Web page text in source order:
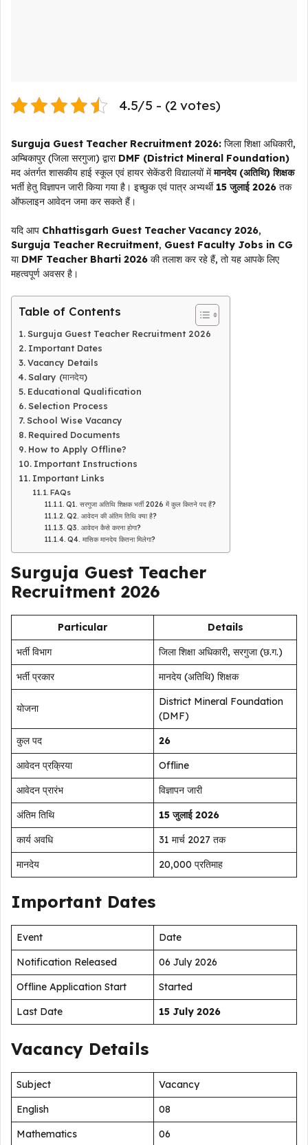
4.5/5 - (2 votes)
Surguja Guest Teacher Recruitment 2026: जिला शिक्षा अधिकारी,
अम्बिकापुर (जिला सरगुजा) द्वारा DMF (District Mineral Foundation)
मद अंतर्गत शासकीय हाई स्कूल एवं हायर सेकेंडरी विद्यालयों मेंमानदेय (अतिथि) शिक्षक
भर्ती हेतु विज्ञापन जारी किया गया है। इच्छुक एवं पात्र अभ्यर्थी 15 जुलाई 2026 तक
ऑफलाइन आवेदन जमा कर सकते हैं।
यदि आप Chhattisgarh Guest Teacher Vacancy 2026,
Surguja Teacher Recruitment, Guest Faculty Jobs in CG
या DMF Teacher Bharti 2026 की तलाश कर रहे हैं, तो यह आपके लिए
महत्वपूर्ण अवसर है।
Table of Contents
Surguja Guest Teacher Recruitment 2026
Important Dates
Vacancy Details
Salary (मानदेय)
Educational Qualification
Selection Process
School Wise Vacancy
Required Documents
How to Apply Offline?
Important Instructions
Important Links
FAQs
Q1. सरगुजा अतिथि शिक्षक भर्ती 2026 में कुल कितने पद हैं?
Q2. आवेदन की अंतिम तिथि क्या है?
Q3. आवेदन कैसे करना होगा?
Q4. मासिक मानदेय कितना मिलेगा?
Surguja Guest Teacher
Recruitment 2026
Particular
Details
भर्ती विभाग
जिला शिक्षा अधिकारी, सरगुजा (छ.ग.)
भर्ती प्रकार
मानदेय (अतिथि) शिक्षक
योजना
District Mineral Foundation
(DMF)
कुल पद
26
आवेदन प्रक्रिया
Offline
आवेदन प्रारंभ
विज्ञापन जारी
अंतिम तिथि
15 जुलाई 2026
कार्य अवधि
31 मार्च 2027 तक
मानदेय
₹20,000 प्रतिमाह
Important Dates
Event
Date
Notification Released
06 July 2026
Offline Application Start
Started
Last Date
15 July 2026
Vacancy Details
Subject
Vacancy
English
08
Mathematics
06